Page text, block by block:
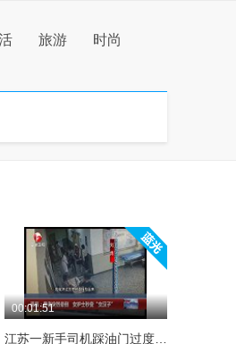
旅游
时尚
00:01:51
江苏一新手司机踩油门过度 一路猛倒车飞越隔离护栏